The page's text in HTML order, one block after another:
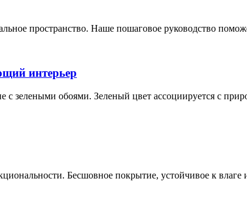
пространство. Наше пошаговое руководство
интерьер
зелеными обоями. Зеленый цвет ассоциируется с
Бесшовное покрытие, устойчивое к влаге